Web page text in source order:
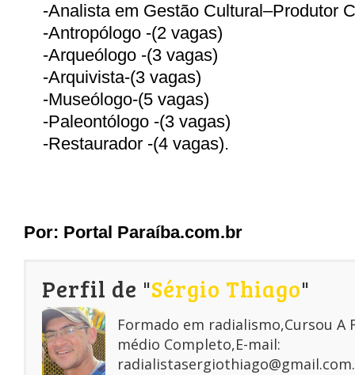
-Analista em Gestão Cultural–Produtor
-Antropólogo -(2 vagas)
-Arqueólogo -(3 vagas)
-Arquivista-(3 vagas)
-Museólogo-(5 vagas)
-Paleontólogo -(3 vagas)
-Restaurador -(4 vagas).
Por: Portal Paraíba.com.br
Perfil de "Sérgio Thiago"
Formado em radialismo,Cursou A
médio Completo,E-mail:
radialistasergiothiago@gmail.com.